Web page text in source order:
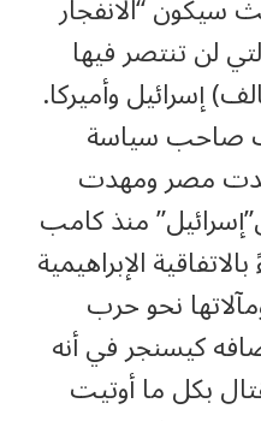
لن تنتصر فيها
إسرائيل وأميركا.
صاحب سياسة
مصر ومهدت
منذ كامب
وانتهاءً بالاتفاقية الإبراهيمية
نحو حرب
كيسنجر في أنه
بكل ما أوتيت